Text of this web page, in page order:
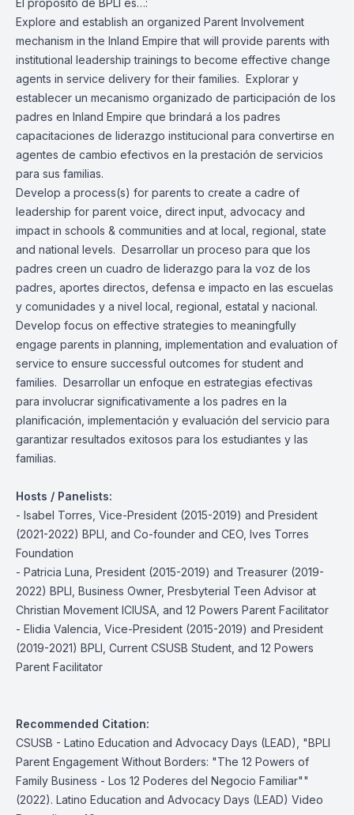
El propósito de BPLI es…:
Explore and establish an organized Parent Involvement
mechanism in the Inland Empire that will provide parents with
institutional leadership trainings to become effective change
agents in service delivery for their families. Explorar y
establecer un mecanismo organizado de participación de los
padres en Inland Empire que brindará a los padres
capacitaciones de liderazgo institucional para convertirse en
agentes de cambio efectivos en la prestación de servicios
para sus familias.
Develop a process(s) for parents to create a cadre of
leadership for parent voice, direct input, advocacy and
impact in schools & communities and at local, regional, state
and national levels. Desarrollar un proceso para que los
padres creen un cuadro de liderazgo para la voz de los
padres, aportes directos, defensa e impacto en las escuelas
y comunidades y a nivel local, regional, estatal y nacional.
Develop focus on effective strategies to meaningfully
engage parents in planning, implementation and evaluation of
service to ensure successful outcomes for student and
families. Desarrollar un enfoque en estrategias efectivas
para involucrar significativamente a los padres en la
planificación, implementación y evaluación del servicio para
garantizar resultados exitosos para los estudiantes y las
familias.
Hosts / Panelists:
- Isabel Torres, Vice-President (2015-2019) and President
(2021-2022) BPLI, and Co-founder and CEO, Ives Torres
Foundation
- Patricia Luna, President (2015-2019) and Treasurer (2019-
2022) BPLI, Business Owner, Presbyterial Teen Advisor at
Christian Movement ICIUSA, and 12 Powers Parent Facilitator
- Elidia Valencia, Vice-President (2015-2019) and President
(2019-2021) BPLI, Current CSUSB Student, and 12 Powers
Parent Facilitator
Recommended Citation:
CSUSB - Latino Education and Advocacy Days (LEAD), "BPLI
Parent Engagement Without Borders: "The 12 Powers of
Family Business - Los 12 Poderes del Negocio Familiar""
(2022). Latino Education and Advocacy Days (LEAD) Video